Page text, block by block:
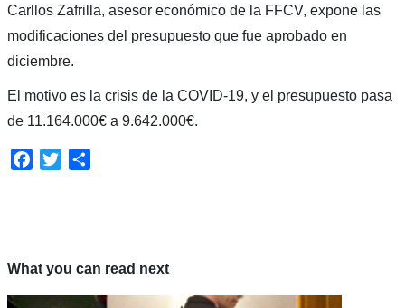
Carllos Zafrilla, asesor económico de la FFCV, expone las
modificaciones del presupuesto que fue aprobado en
diciembre.
El motivo es la crisis de la COVID-19, y el presupuesto pasa
de 11.164.000€ a 9.642.000€.
Facebook
Twitter
What you can read next